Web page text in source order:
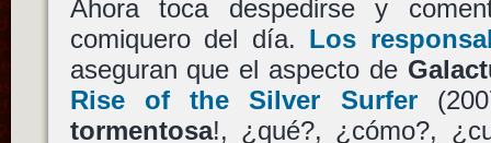
Ahora toca despedirse y
comiquero del día. Los
aseguran que el aspecto de
Rise of the Silver Surfer
tormentosa!, ¿qué?, ¿cómo?,